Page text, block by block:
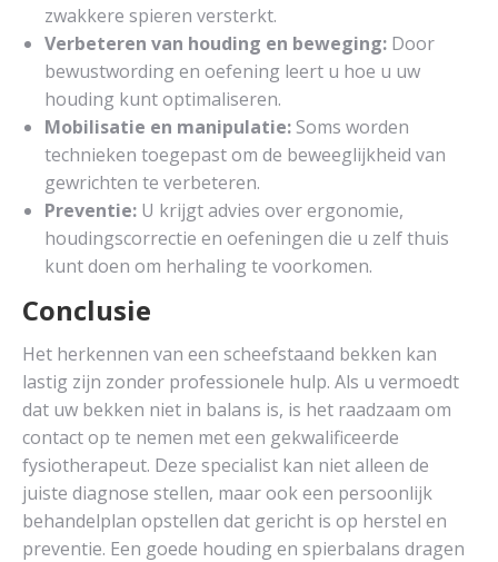
zwakkere spieren versterkt.
Verbeteren van houding en beweging: Door
bewustwording en oefening leert u hoe u uw
houding kunt optimaliseren.
Mobilisatie en manipulatie: Soms worden
technieken toegepast om de beweeglijkheid van
gewrichten te verbeteren.
Preventie: U krijgt advies over ergonomie,
houdingscorrectie en oefeningen die u zelf thuis
kunt doen om herhaling te voorkomen.
Conclusie
Het herkennen van een scheefstaand bekken kan
lastig zijn zonder professionele hulp. Als u vermoedt
dat uw bekken niet in balans is, is het raadzaam om
contact op te nemen met een gekwalificeerde
fysiotherapeut. Deze specialist kan niet alleen de
juiste diagnose stellen, maar ook een persoonlijk
behandelplan opstellen dat gericht is op herstel en
preventie. Een goede houding en spierbalans dragen